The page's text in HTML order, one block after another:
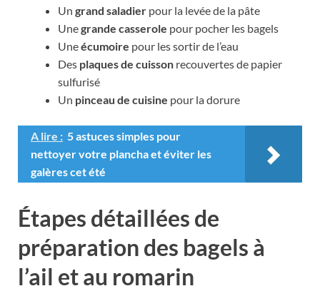
Un grand saladier pour la levée de la pâte
Unegrande casserole pour pocher les bagels
Uneécumoire pour les sortir de l’eau
Des plaques de cuisson recouvertes de papier
sulfurisé
Un pinceau de cuisine pour la dorure
A lire : 5 astuces simples pour
nettoyer votre plancha et éviter les
galères cet été
Étapes détaillées de
préparation des bagels à
l’ail et au romarin